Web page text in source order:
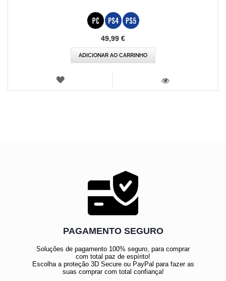
49,99 €
ADICIONAR AO CARRINHO
LISTA
PAGAMENTO SEGURO
Soluções de pagamento 100% seguro, para comprar
com total paz de espírito!
Escolha a proteção 3D Secure ou PayPal para fazer as
suas comprar com total confiança!